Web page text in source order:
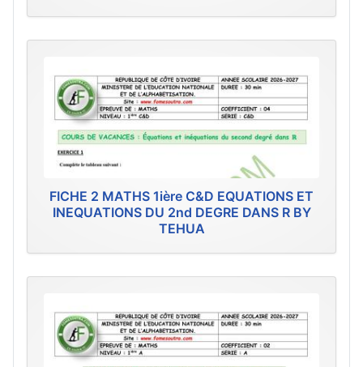
FICHE 2 MATHS 1ière C&D EQUATIONS ET
INEQUATIONS DU 2nd DEGRE DANS R BY
TEHUA